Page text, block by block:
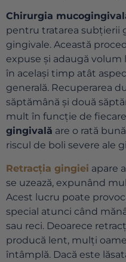
Chirurgia
pentru tratarea subțierii
gingivale. Această
expuse și adaugă
în același timp atât
generală. Recuperarea
săptămână și două
mult în funcție de
gingivală are o rată
riscul de boli severe ale
Retracția gingiei apare
se uzează, expunând
Acest lucru poate
special atunci când
sau reci. Deoarece
producă lent, mulți
întâmplă. Dacă este